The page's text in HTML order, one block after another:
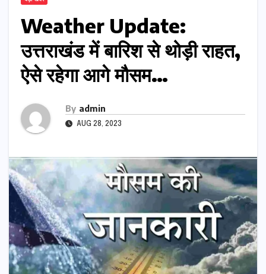
Weather Update:
उत्तराखंड में बारिश से थोड़ी राहत,
ऐसे रहेगा आगे मौसम…
By admin
AUG 28, 2023